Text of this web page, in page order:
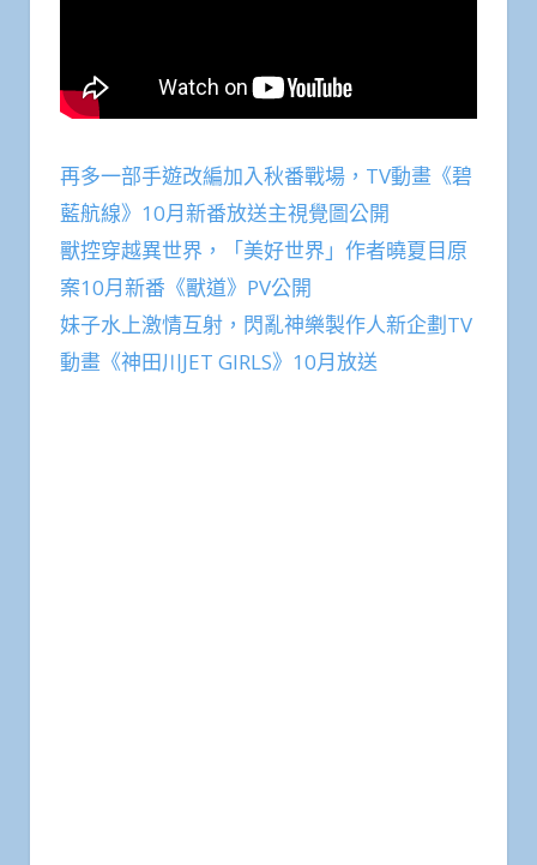
再多一部手遊改編加入秋番戰場，TV動畫《碧
藍航線》10月新番放送主視覺圖公開
獸控穿越異世界，「美好世界」作者曉夏目原
案10月新番《獸道》PV公開
妹子水上激情互射，閃亂神樂製作人新企劃TV
動畫《神田川JET GIRLS》10月放送